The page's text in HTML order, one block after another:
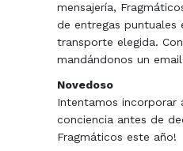
mensajería,
de entregas puntuales
transporte elegida.
mandándonos un
Novedoso
Intentamos incorporar
conciencia antes de
Fragmáticos este año!